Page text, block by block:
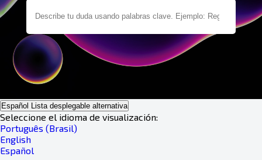
Español Lista desplegable alternativa
Seleccione el idioma de visualización:
Português (Brasil)
English
Español